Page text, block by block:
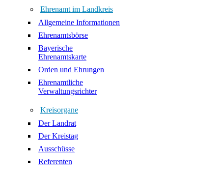
Ehrenamt im Landkreis
Allgemeine Informationen
Ehrenamtsbörse
Bayerische
Ehrenamtskarte
Orden und Ehrungen
Ehrenamtliche
Verwaltungsrichter
Kreisorgane
Der Landrat
Der Kreistag
Ausschüsse
Referenten